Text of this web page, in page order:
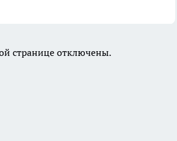
странице отключены.